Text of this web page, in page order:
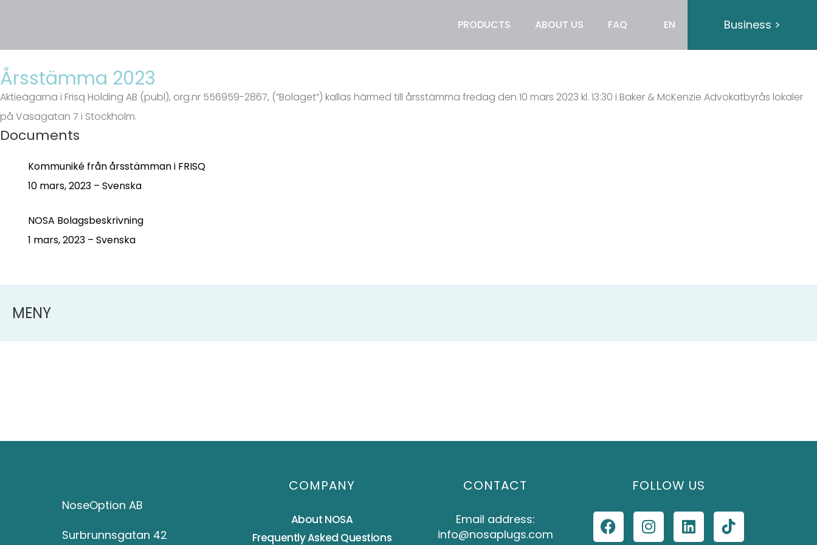
PRODUCTS ABOUT US FAQ EN Business >
Årsstämma 2023
Aktieägarna i Frisq Holding AB (publ), org.nr 556959-2867, (”Bolaget”) kallas härmed till årsstämma fredag den 10 mars 2023 kl. 13:30 i Baker & McKenzie Advokatbyrås lokaler
på Vasagatan 7 i Stockholm.
Documents
Kommuniké från årsstämman i FRISQ
10 mars, 2023 – Svenska
NOSA Bolagsbeskrivning
1 mars, 2023 – Svenska
MENY
NoseOption AB
Surbrunnsgatan 42
COMPANY
About NOSA
Frequently Asked Questions
CONTACT
Email address:
info@nosaplugs.com
FOLLOW US